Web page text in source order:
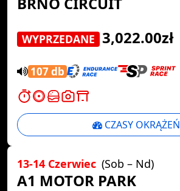
WYPRZEDANE 3,022.00zł
107 db
CZASY OKRĄŻEŃ
13-14 Czerwiec (Sob – Nd)
A1 MOTOR PARK